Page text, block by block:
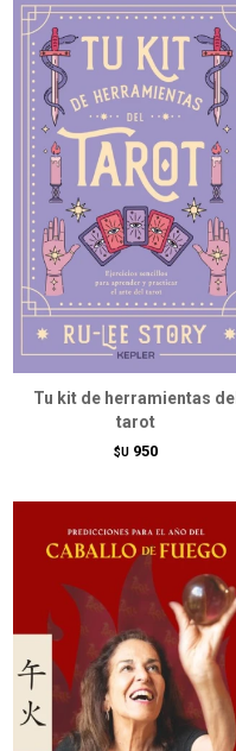
Tu kit de herramientas del
tarot
$U 950